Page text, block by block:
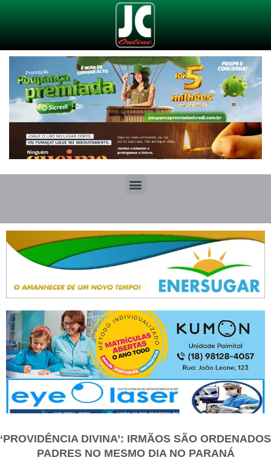
‘PROVIDÊNCIA DIVINA’: IRMÃOS SÃO ORDENADOS
PADRES NO MESMO DIA NO PARANÁ